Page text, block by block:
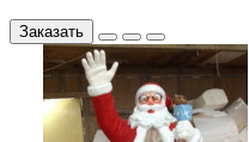
Заказать